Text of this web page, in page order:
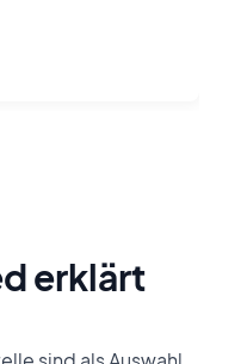
erklärt